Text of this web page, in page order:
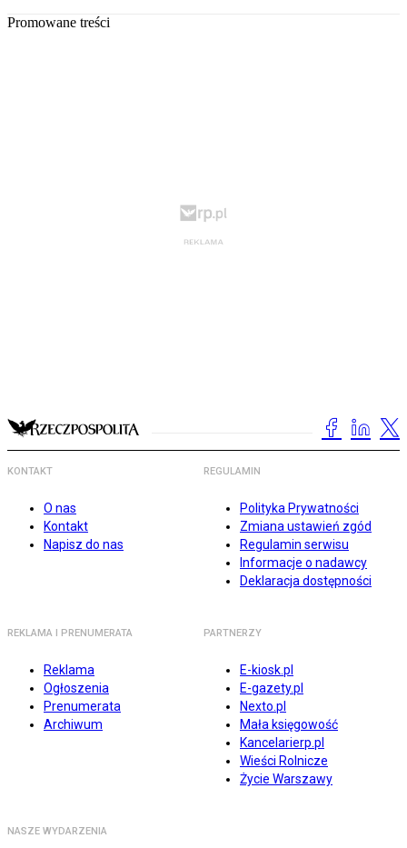
Promowane treści
KONTAKT
O nas
Kontakt
Napisz do nas
REGULAMIN
Polityka Prywatności
Zmiana ustawień zgód
Regulamin serwisu
Informacje o nadawcy
Deklaracja dostępności
REKLAMA I PRENUMERATA
Reklama
Ogłoszenia
Prenumerata
Archiwum
PARTNERZY
E-kiosk.pl
E-gazety.pl
Nexto.pl
Mała księgowość
Kancelarierp.pl
Wieści Rolnicze
Życie Warszawy
NASZE WYDARZENIA